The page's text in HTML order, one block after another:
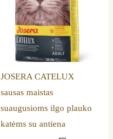
JOSERA CATELUX
sausas maistas
suaugusioms ilgo plauko
katėms su antiena
The
options
may
be
chosen
on
the
product